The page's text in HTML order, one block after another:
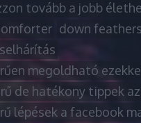
tovább a jobb
down feathers
megoldható
de hatékony tippek
lépések a facebook